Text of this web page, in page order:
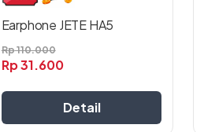
Earphone JETE HA5
Rp110.000
Rp31.600
halaman
produk
Detail